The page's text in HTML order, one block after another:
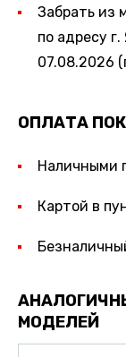
Забрать из
по адресу
07.08.2026
ОПЛАТА
Наличными
Картой в
МОДЕЛЕЙ